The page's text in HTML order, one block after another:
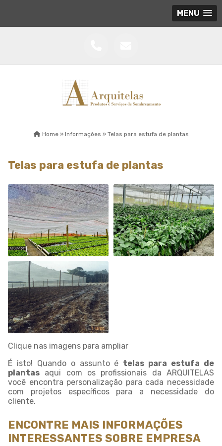
MENU
Home » Informações » Telas para estufa de plantas
Telas para estufa de plantas
Clique nas imagens para ampliar
É isto! Quando o assunto é telas para estufa de
plantas aqui com os profissionais da ARQUITELAS
você encontra personalização para cada necessidade
com projetos específicos para a necessidade do
cliente.
ENCONTRE MAIS INFORMAÇÕES
INTERESSANTES SOBRE EMPRESA